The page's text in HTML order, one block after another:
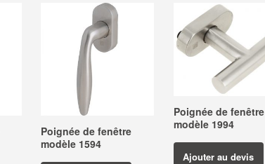
Poignée de fenêtre
modèle 1594
Poignée de fenêtre
modèle 1994
Ajouter au devis